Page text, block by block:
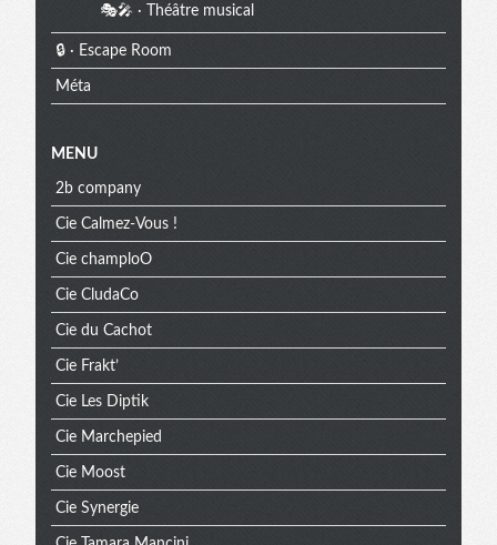
🎭🎤 · Théâtre musical
🔒 · Escape Room
Méta
MENU
2b company
Cie Calmez-Vous !
Cie champloO
Cie CludaCo
Cie du Cachot
Cie Frakt’
Cie Les Diptik
Cie Marchepied
Cie Moost
Cie Synergie